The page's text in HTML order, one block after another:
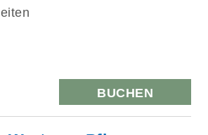
BUCHEN